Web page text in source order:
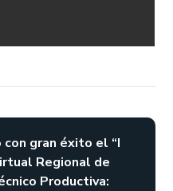
con gran éxito el “I
Regional de
Productiva: